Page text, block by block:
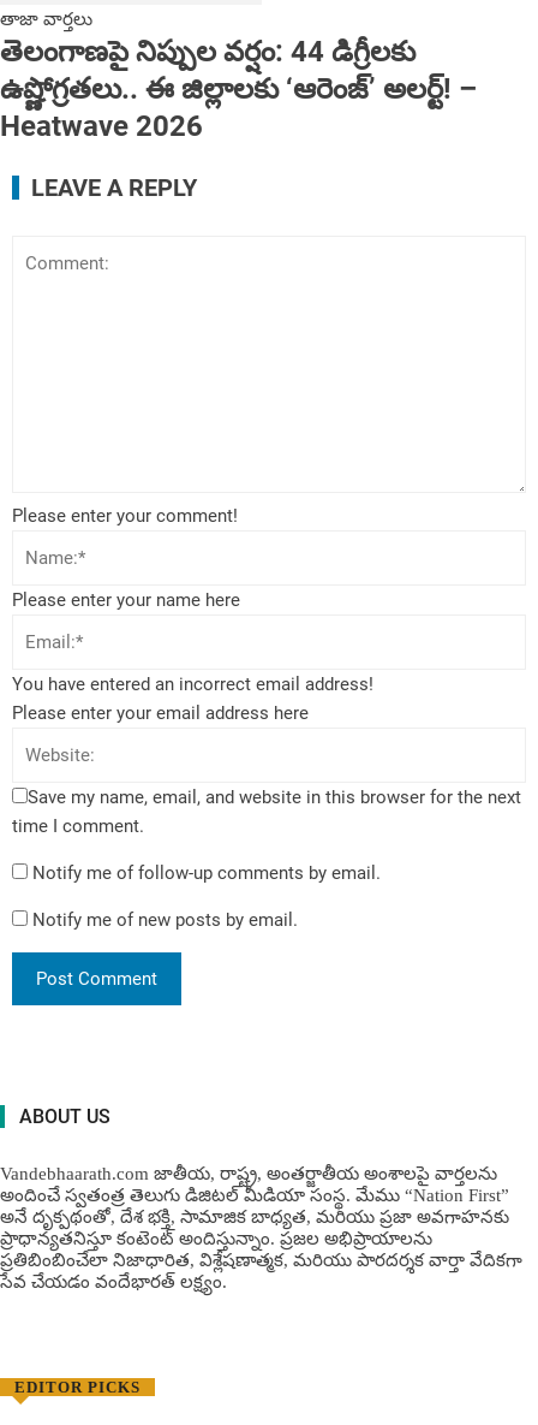
తాజా వార్తలు
తెలంగాణపై నిప్పుల వర్షం: 44 డిగ్రీలకు
ఉష్ణోగ్రతలు.. ఈ జిల్లాలకు ‘ఆరెంజ్’ అలర్ట్! ‌‌–
Heatwave 2026
LEAVE A REPLY
Please enter your comment!
Please enter your name here
You have entered an incorrect email address!
Please enter your email address here
Save my name, email, and website in this browser for the next
time I comment.
Notify me of follow-up comments by email.
Notify me of new posts by email.
ABOUT US
Vandebhaarath.com జాతీయ, రాష్ట్ర, అంతర్జాతీయ అంశాలపై వార్తలను
అందించే స్వతంత్ర తెలుగు డిజిటల్ మీడియా సంస్థ. మేము “Nation First”
అనే దృక్పథంతో, దేశ భక్తి, సామాజిక బాధ్యత, మరియు ప్రజా అవగాహనకు
ప్రాధాన్యతనిస్తూ కంటెంట్ అందిస్తున్నాం. ప్రజల అభిప్రాయాలను
ప్రతిబింబించేలా నిజాధారిత, విశ్లేషణాత్మక, మరియు పారదర్శక వార్తా వేదికగా
సేవ చేయడం వందేభార‌త్ ల‌క్ష్యం.
EDITOR PICKS